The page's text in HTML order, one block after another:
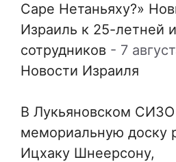
Саре Нетаньяху?»
Израиль к 25-летней
сотрудников - 7
Новости Израиля
В Лукьяновском
мемориальную доску
Ицхаку Шнеерсону,